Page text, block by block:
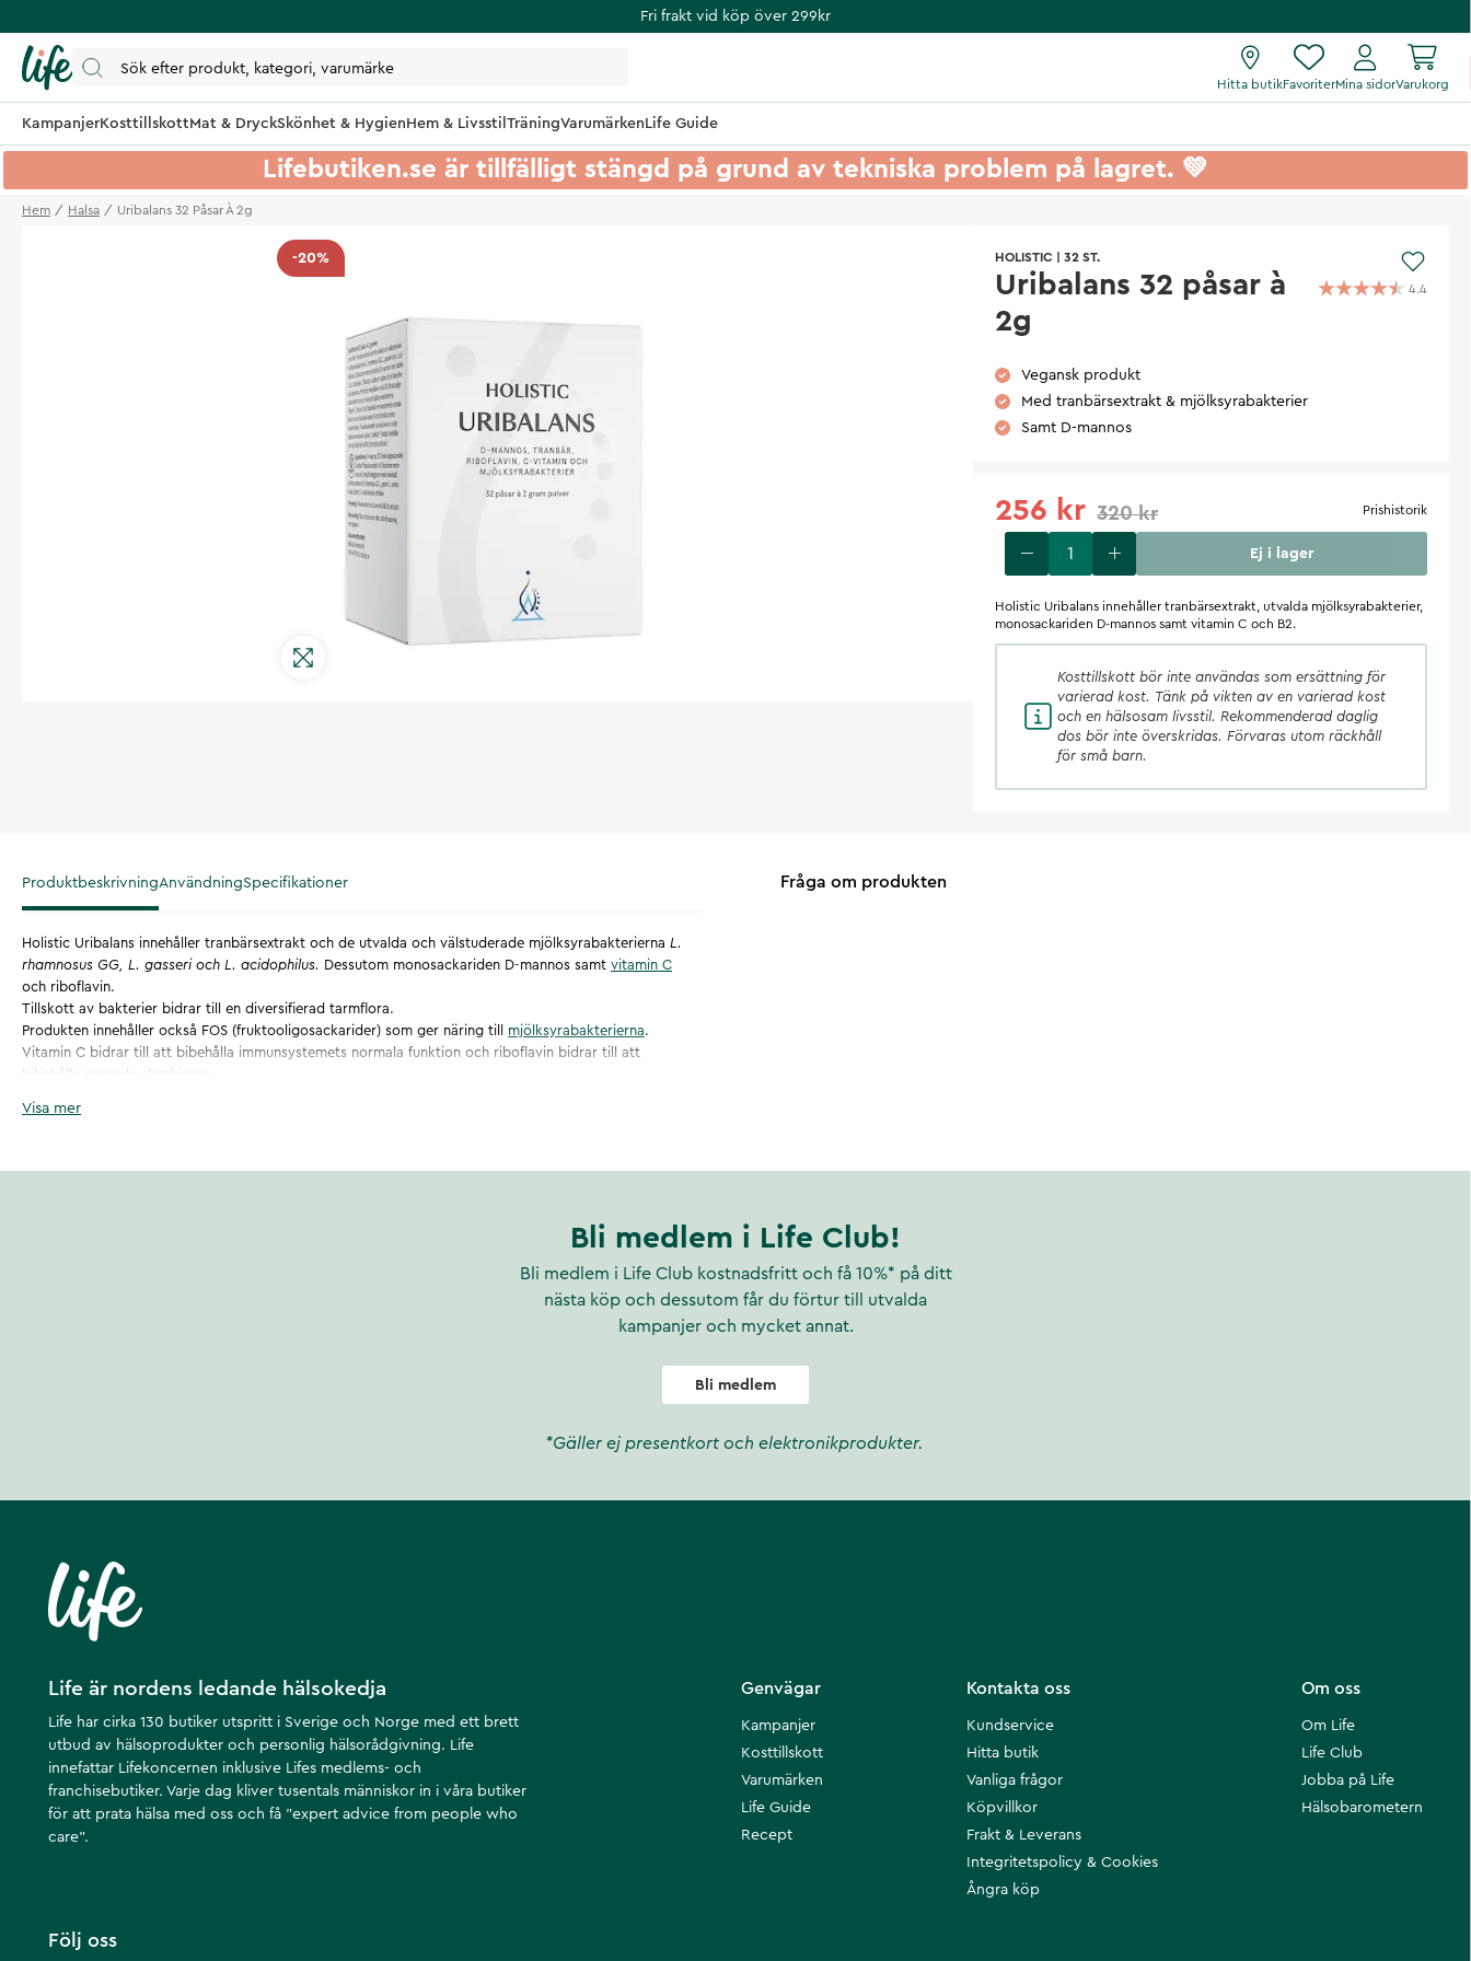
Fri frakt vid köp över 299kr
Hitta butikFavoriterMina sidorVarukorg
KampanjerKosttillskottMat & DryckSkönhet & HygienHem & Livsstil TräningVarumärkenLife Guide
Lifebutiken.se är tillfälligt stängd på grund av tekniska problem på lagret. 💚
Hem Halsa Uribalans 32 Påsar À 2g
-20% HOLISTIC 32 ST.
Uribalans 32 påsar à
2g
4.4
Vegansk produkt
Med tranbärsextrakt & mjölksyrabakterier
Samt D-mannos
256 kr 320 kr Prishistorik
Ej i lager
Holistic Uribalans innehåller tranbärsextrakt, utvalda mjölksyrabakterier,
monosackariden D-mannos samt vitamin C och B2.
Kosttillskott bör inte användas som ersättning för
varierad kost. Tänk på vikten av en varierad kost
och en hälsosam livsstil. Rekommenderad daglig
dos bör inte överskridas. Förvaras utom räckhåll
för små barn.
ProduktbeskrivningAnvändningSpecifikationer
Holistic Uribalans innehåller tranbärsextrakt och de utvalda och välstuderade mjölksyrabakterierna L.
rhamnosus GG, L. gasseri och L. acidophilus. Dessutom monosackariden D-mannos samt vitamin C
och riboflavin.
Tillskott av bakterier bidrar till en diversifierad tarmflora.
Produkten innehåller också FOS (fruktooligosackarider) som ger näring till mjölksyrabakterierna.
Vitamin C bidrar till att bibehålla immunsystemets normala funktion och riboflavin bidrar till att
bibehålla normala slemhinnor.
Tranbär innehåller naturligt hög halt av PAC (proantocyanidiner).
Visa mer
Fråga om produkten
Bli medlem i Life Club!
Bli medlem i Life Club kostnadsfritt och få 10%* på ditt
nästa köp och dessutom får du förtur till utvalda
kampanjer och mycket annat.
Bli medlem
*Gäller ej presentkort och elektronikprodukter.
Life är nordens ledande hälsokedja
Life har cirka 130 butiker utspritt i Sverige och Norge med ett brett
utbud av hälsoprodukter och personlig hälsorådgivning. Life
innefattar Lifekoncernen inklusive Lifes medlems- och
franchisebutiker. Varje dag kliver tusentals människor in i våra butiker
för att prata hälsa med oss och få ”expert advice from people who
care”.
Om oss
Om Life
Life Club
Jobba på Life
Hälsobarometern
Kontakta oss
Kundservice
Hitta butik
Vanliga frågor
Köpvillkor
Frakt & Leverans
Integritetspolicy & Cookies
Ångra köp
Genvägar
Kampanjer
Kosttillskott
Varumärken
Life Guide
Recept
Följ oss